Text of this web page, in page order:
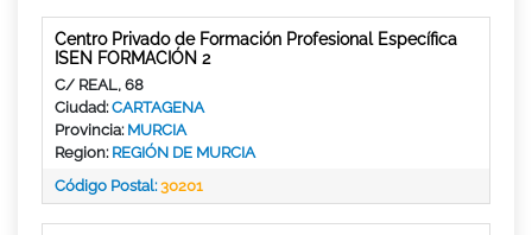
Centro Privado de Formación Profesional Específica
ISEN FORMACIÓN 2
C/ REAL, 68
Ciudad:CARTAGENA
Provincia: MURCIA
Region: REGIÓN DE MURCIA
Código Postal:30201